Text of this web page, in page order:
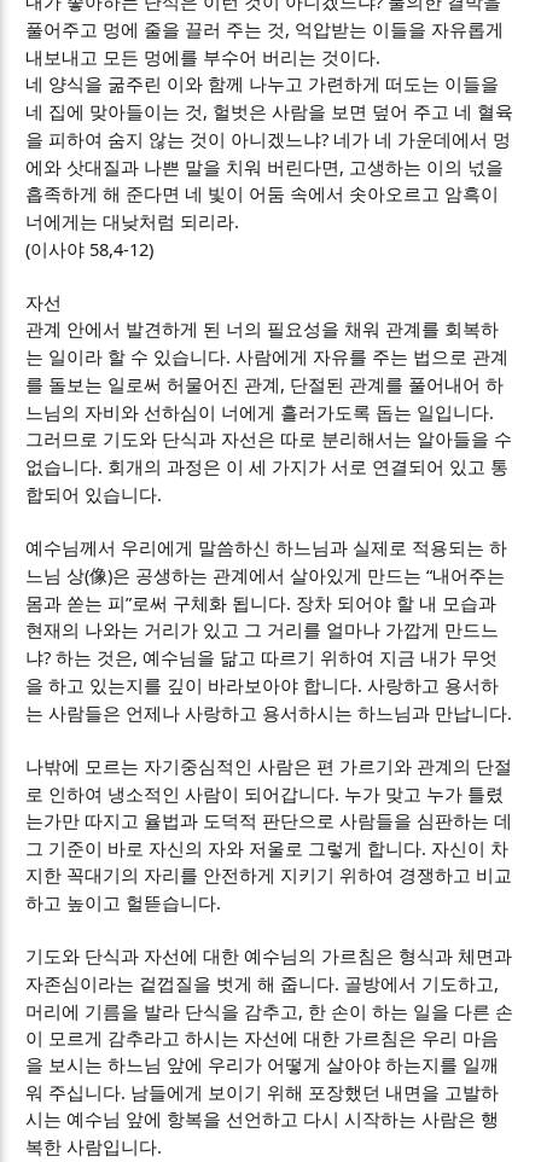
풀어주고 멍에 줄을 끌러 주는 것, 억압받는 이들을 자유롭게
내보내고 모든 멍에를 부수어 버리는 것이다.
네 양식을 굶주린 이와 함께 나누고 가련하게 떠도는 이들을
네 집에 맞아들이는 것, 헐벗은 사람을 보면 덮어 주고 네 혈육
을 피하여 숨지 않는 것이 아니겠느냐? 네가 네 가운데에서 멍
에와 삿대질과 나쁜 말을 치워 버린다면 , 고생하는 이의 넋을
흡족하게 해 준다면 네 빛이 어둠 속에서 솟아오르고 암흑이
너에게는 대낮처럼 되리라.
(이사야 58,4-12)
자선
관계 안에서 발견하게 된 너의 필요성을 채워 관계를 회복하
는 일이라 할 수 있습니다.사람에게 자유를 주는 법으로 관계
를 돌보는 일로써 허물어진 관계 , 단절된 관계를 풀어내어 하
느님의 자비와 선하심이 너에게 흘러가도록 돕는 일입니다.
그러므로 기도와 단식과 자선은 따로 분리해서는 알아들을 수
없습니다. 회개의 과정은 이 세 가지가 서로 연결되어 있고 통
합되어 있습니다.
예수님께서 우리에게 말씀하신 하느님과 실제로 적용되는 하
느님 상(像)은 공생하는 관계에서 살아있게 만드는“내어주는
몸과 쏟는 피”로써 구체화 됩니다. 장차 되어야 할 내 모습과
현재의 나와는 거리가 있고 그 거리를 얼마나 가깝게 만드느
냐?하는 것은,예수님을 닮고 따르기 위하여 지금 내가 무엇
을 하고 있는지를 깊이 바라보아야 합니다.사랑하고 용서하
는 사람들은 언제나 사랑하고 용서하시는 하느님과 만납니다.
나밖에 모르는 자기중심적인 사람은 편 가르기와 관계의 단절
로 인하여 냉소적인 사람이 되어갑니다. 누가 맞고 누가 틀렸
는가만 따지고 율법과 도덕적 판단으로 사람들을 심판하는 데
그 기준이 바로 자신의 자와 저울로 그렇게 합니다. 자신이 차
지한 꼭대기의 자리를 안전하게 지키기 위하여 경쟁하고 비교
하고 높이고 헐뜯습니다.
기도와 단식과 자선에 대한 예수님의 가르침은 형식과 체면과
자존심이라는 겉껍질을 벗게 해 줍니다. 골방에서 기도하고,
머리에 기름을 발라 단식을 감추고, 한 손이 하는 일을 다른 손
이 모르게 감추라고 하시는 자선에 대한 가르침은 우리 마음
을 보시는 하느님 앞에 우리가 어떻게 살아야 하는지를 일깨
워 주십니다. 남들에게 보이기 위해 포장했던 내면을 고발하
시는 예수님 앞에 항복을 선언하고 다시 시작하는 사람은 행
복한 사람입니다.